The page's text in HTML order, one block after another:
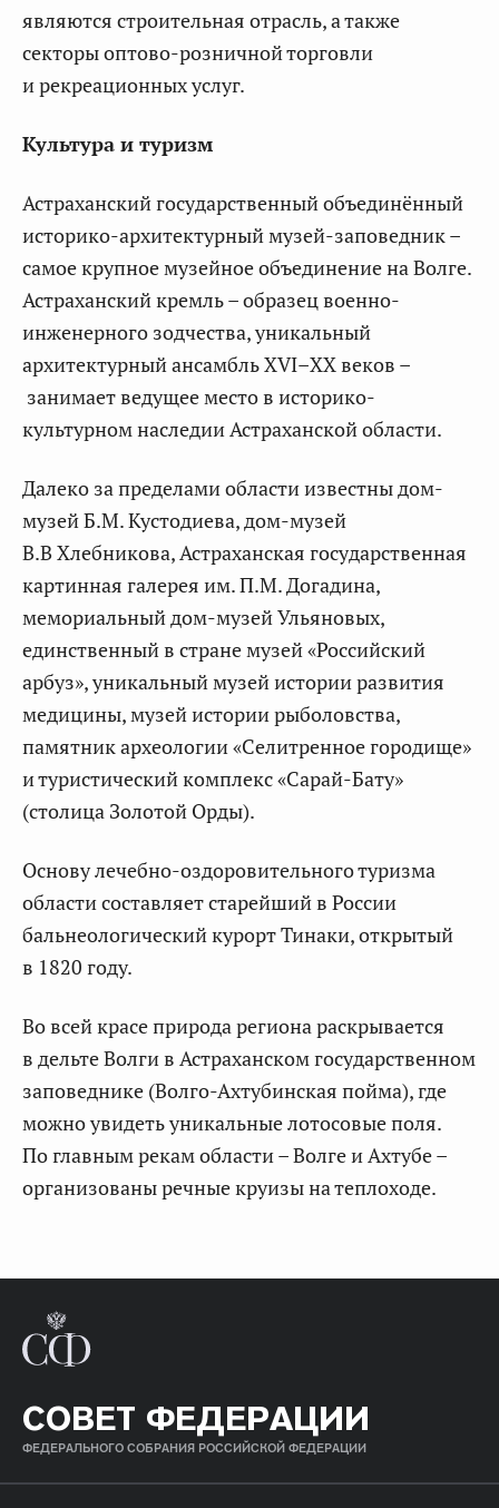
являются строительная отрасль, а также
секторы оптово-розничной торговли
и рекреационных услуг.
Культура и туризм
Астраханский государственный объединённый
историко-архитектурный музей-заповедник –
самое крупное музейное объединение на Волге.
Астраханский кремль – образец военно-
инженерного зодчества, уникальный
архитектурный ансамбль XVI–ХХ веков –
занимает ведущее место в историко-
культурном наследии Астраханской области.
Далеко за пределами области известны дом-
музей Б.М. Кустодиева, дом-музей
В.В Хлебникова, Астраханская государственная
картинная галерея им. П.М. Догадина,
мемориальный дом-музей Ульяновых,
единственный в стране музей «Российский
арбуз», уникальный музей истории развития
медицины, музей истории рыболовства,
памятник археологии «Селитренное городище»
и туристический комплекс «Сарай-Бату»
(столица Золотой Орды).
Основу лечебно-оздоровительного туризма
области составляет старейший в России
бальнеологический курорт Тинаки, открытый
в 1820 году.
Во всей красе природа региона раскрывается
в дельте Волги в Астраханском государственном
заповеднике (Волго-Ахтубинская пойма), где
можно увидеть уникальные лотосовые поля.
По главным рекам области – Волге и Ахтубе –
организованы речные круизы на теплоходе.
СОВЕТ ФЕДЕРАЦИИ
ФЕДЕРАЛЬНОГО СОБРАНИЯ РОССИЙСКОЙ ФЕДЕРАЦИИ